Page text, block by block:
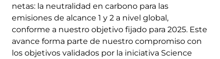
netas: la neutralidad en carbono para las
emisiones de alcance 1 y 2 a nivel global,
conforme a nuestro objetivo fijado para 2025. Este
avance forma parte de nuestro compromiso con
los objetivos validados por la iniciativa Science